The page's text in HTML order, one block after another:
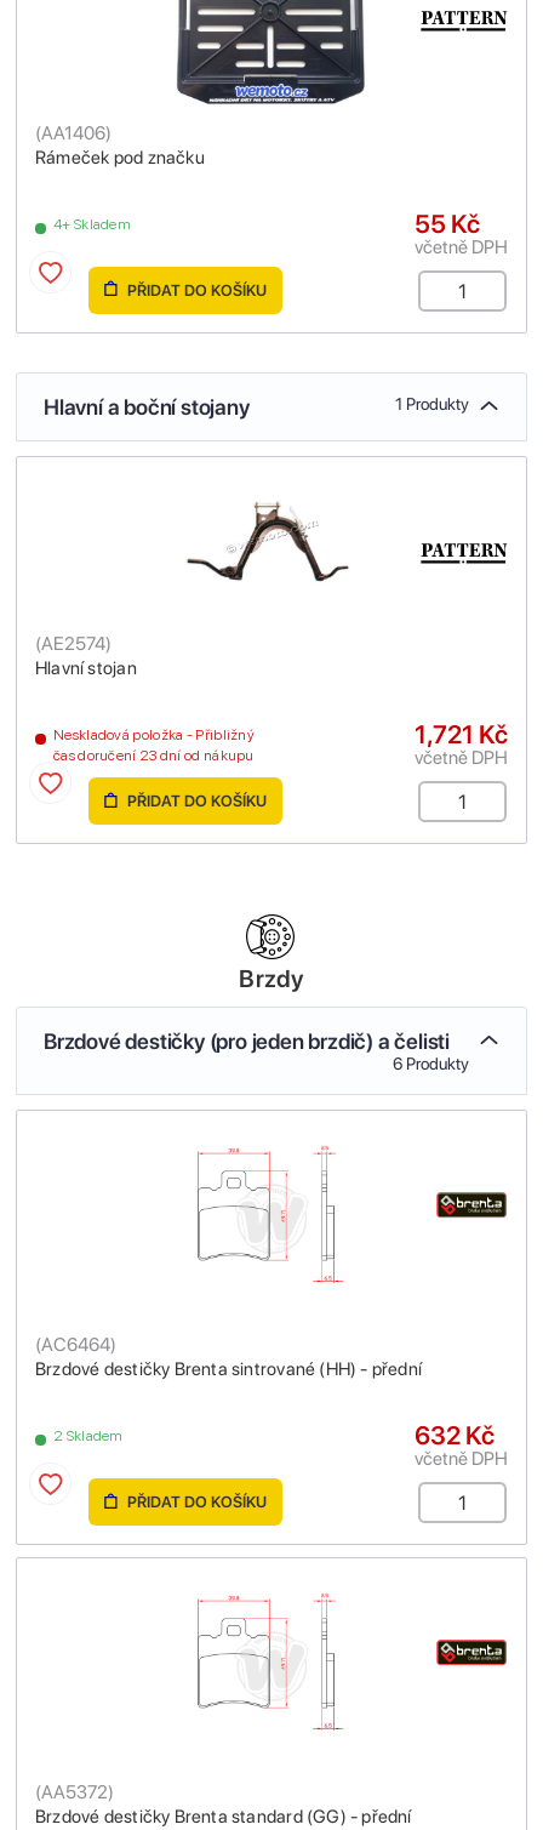
Rámeček pod značku
(AA1406)
4+ Skladem 55 Kč
včetně DPH
PŘIDAT DO KOŠÍKU
Hlavní a boční stojany 1 Produkty
Hlavní stojan
(AE2574)
Neskladová položka - Přibližný
čas doručení 23 dní od nákupu
1,721 Kč
včetně DPH
PŘIDAT DO KOŠÍKU
Brzdy
Brzdové destičky (pro jeden brzdič) a čelisti
6 Produkty
Brzdové destičky Brenta sintrované (HH) - přední
(AC6464)
2 Skladem 632 Kč
včetně DPH
PŘIDAT DO KOŠÍKU
Brzdové destičky Brenta standard (GG) - přední
(AA5372)